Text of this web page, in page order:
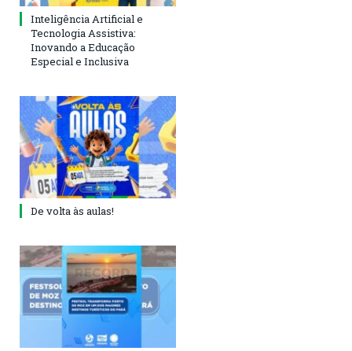
Inteligência Artificial e
Tecnologia Assistiva:
Inovando a Educação
Especial e Inclusiva
De volta às aulas!